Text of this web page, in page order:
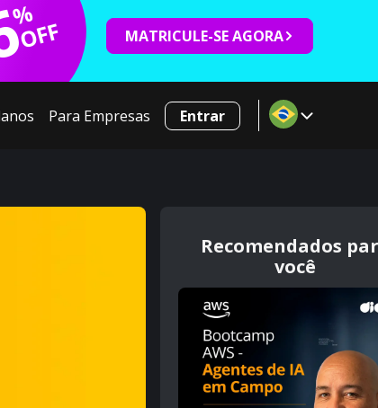
%
OFF MATRICULE-SE AGORA
Para Empresas Entrar
Recomendados
você